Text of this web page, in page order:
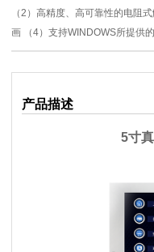
（2）高精度、高可靠性的电阻
画 （4）支持WINDOWS所提供
产品描述
5寸